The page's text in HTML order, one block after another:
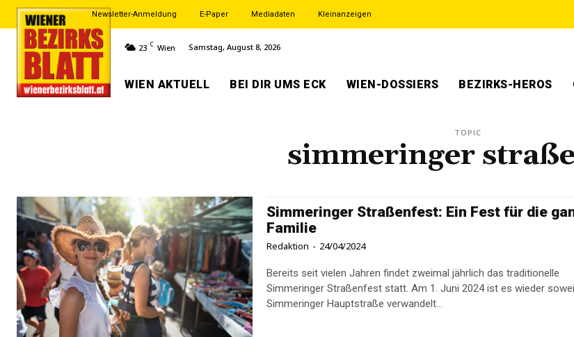
Newsletter-Anmeldung E-Paper Mediadaten Kleinanzeigen
23 C Wien Samstag, August 8, 2026
WIEN AKTUELL BEI DIR UMS ECK WIEN-DOSSIERS BEZIRKS-HEROS
TOPIC
simmeringer
Simmeringer Straßenfest: Ein Fest für die
Familie
Redaktion - 24/04/2024
Bereits seit vielen Jahren findet zweimal jährlich das traditionelle
Simmeringer Straßenfest statt. Am 1. Juni 2024 ist es wieder
Simmeringer Hauptstraße verwandelt...